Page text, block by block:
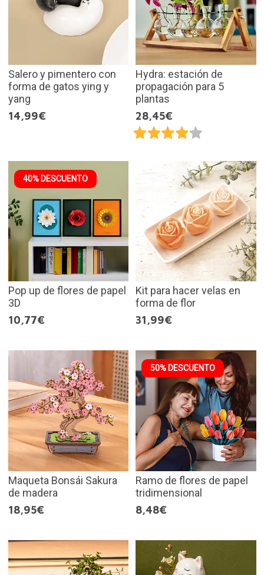
Salero y pimentero con
forma de gatos ying y
yang
14,99€
Hydra: estación de
propagación para 5
plantas
28,45€
40% DESCUENTO
Pop up de flores de papel
3D
10,77€
Kit para hacer velas en
forma de flor
31,99€
Maqueta Bonsái Sakura
de madera
18,95€
50% DESCUENTO
Ramo de flores de papel
tridimensional
8,48€